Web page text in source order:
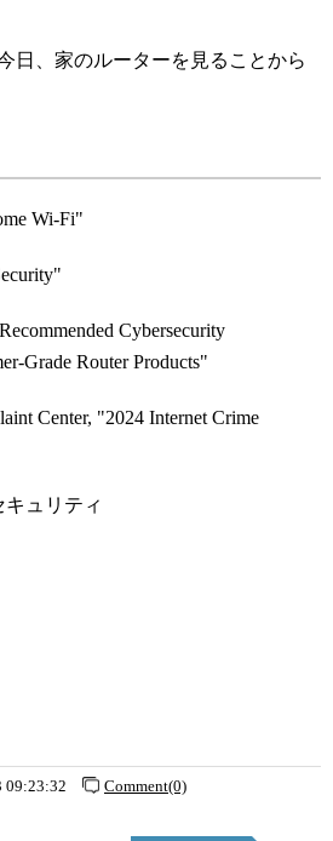
日、家のルーターを見ることから
Wi-Fi"
Cybersecurity
Grade Router Products"
Center, "2024 Internet Crime
ュリティ
09:23:32 Comment(0)